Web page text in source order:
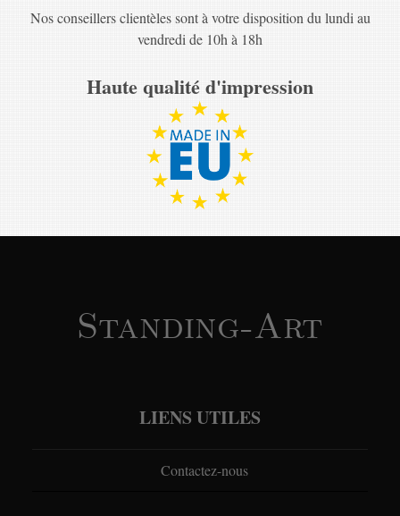
Nos conseillers clientèles sont à votre disposition du lundi au
vendredi de 10h à 18h
Haute qualité d'impression
Standing-Art
LIENS UTILES
Contactez-nous